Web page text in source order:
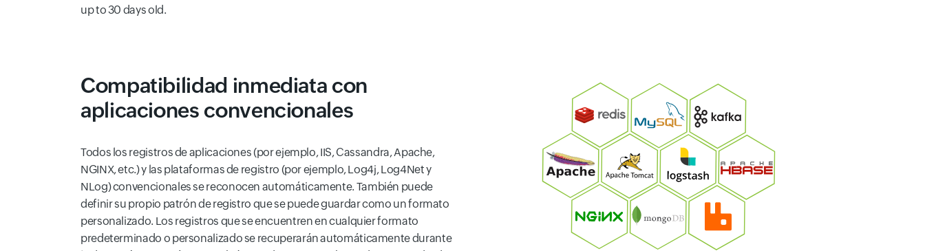
up to 30 days old.
Compatibilidad inmediata con
aplicaciones convencionales
Todos los registros de aplicaciones (por ejemplo, IIS, Cassandra, Apache,
NGINX, etc.) y las plataformas de registro (por ejemplo, Log4j, Log4Net y
NLog) convencionales se reconocen automáticamente. También puede
definir su propio patrón de registro que se puede guardar como un formato
personalizado. Los registros que se encuentren en cualquier formato
predeterminado o personalizado se recuperarán automáticamente durante